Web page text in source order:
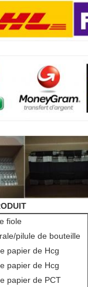
fiole
pilule de bouteille
papier de Hcg
papier de Hcg
papier de PCT